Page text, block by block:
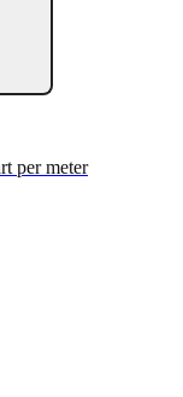
per meter